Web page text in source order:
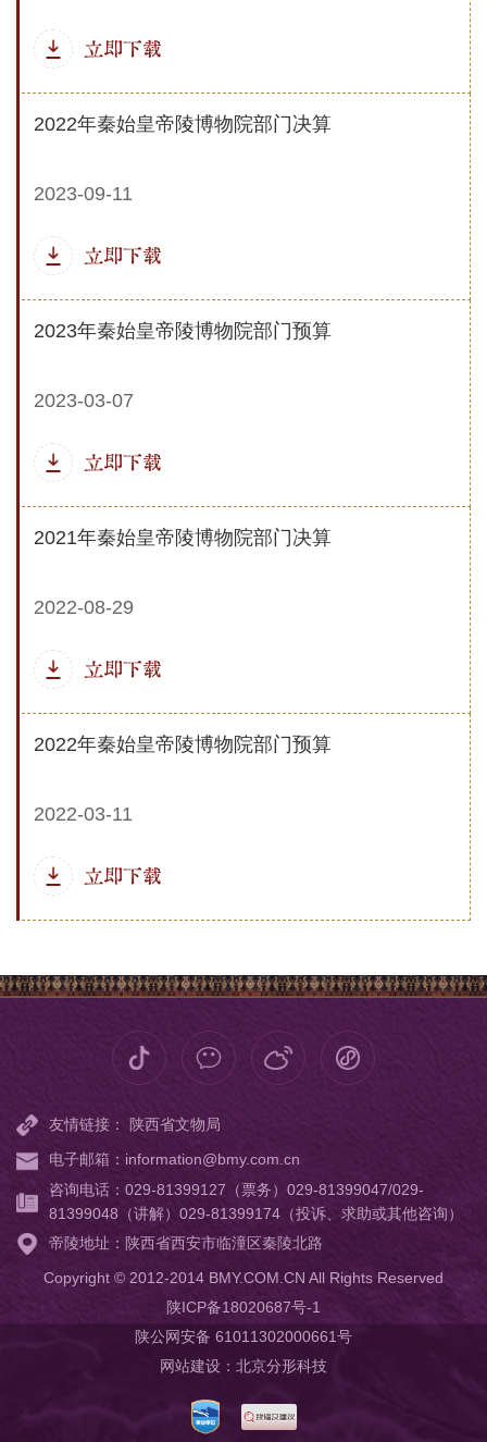
立即下载
2022年秦始皇帝陵博物院部门决算
2023-09-11
立即下载
2023年秦始皇帝陵博物院部门预算
2023-03-07
立即下载
2021年秦始皇帝陵博物院部门决算
2022-08-29
立即下载
2022年秦始皇帝陵博物院部门预算
2022-03-11
立即下载
友情链接： 陕西省文物局
电子邮箱：information@bmy.com.cn
咨询电话：029-81399127（票务）029-81399047/029-
81399048（讲解）029-81399174（投诉、求助或其他咨询）
帝陵地址：陕西省西安市临潼区秦陵北路
Copyright © 2012-2014 BMY.COM.CN All Rights Reserved
陕ICP备18020687号-1
陕公网安备 61011302000661号
网站建设 ： 北京分形科技